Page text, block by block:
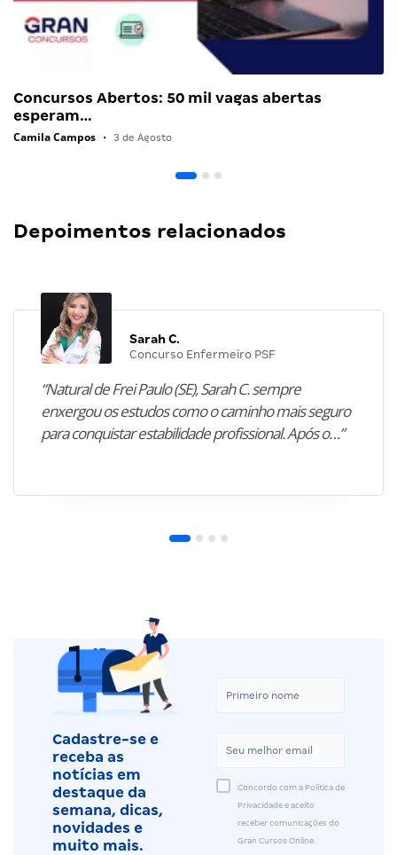
Concursos Abertos: 50 mil vagas abertas
esperam…
Camila Campos • 3 de Agosto
Depoimentos relacionados
Sarah C.
Concurso Enfermeiro PSF
“Natural de Frei Paulo (SE), Sarah C. sempre
enxergou os estudos como o caminho mais seguro
para conquistar estabilidade profissional. Após o…”
Cadastre-se e
receba as
notícias em
destaque da
semana, dicas,
novidades e
muito mais.
Concordo com a Política de
Privacidade e aceito
receber comunicações do
Gran Cursos Online.